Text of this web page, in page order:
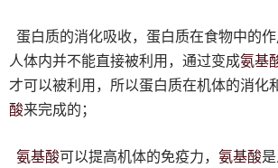
蛋白质的消化吸收，蛋白质在食物中的
人体内并不能直接被利用，通过变成氨基
才可以被利用，所以蛋白质在机体的消化
酸来完成的；
氨基酸可以提高机体的免疫力， 氨基酸